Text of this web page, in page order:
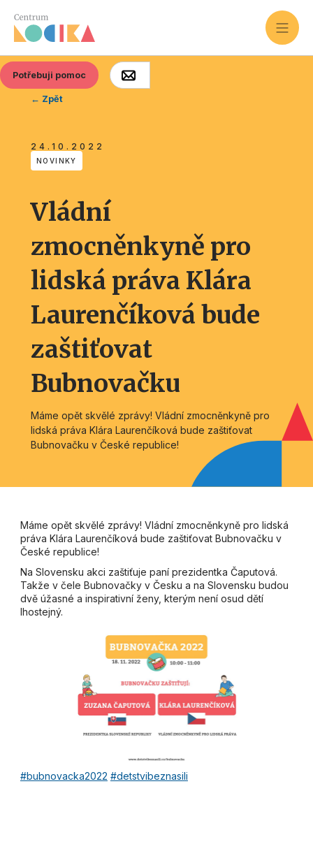
Potřebuji pomoc
← Zpět
24.10.2022
NOVINKY
Vládní
zmocněnkyně pro
lidská práva Klára
Laurenčíková bude
zaštiťovat
Bubnovačku
Máme opět skvělé zprávy! Vládní zmocněnkyně pro
lidská práva Klára Laurenčíková bude zaštiťovat
Bubnovačku v České republice!
Máme opět skvělé zprávy! Vládní zmocněnkyně pro lidská
práva Klára Laurenčíková bude zaštiťovat Bubnovačku v
České republice!
Na Slovensku akci zaštiťuje paní prezidentka Čaputová.
Takže v čele Bubnovačky v Česku a na Slovensku budou
dvě úžasné a inspirativní ženy, kterým není osud dětí
lhostejný.
#bubnovacka2022 #detstvibeznasili